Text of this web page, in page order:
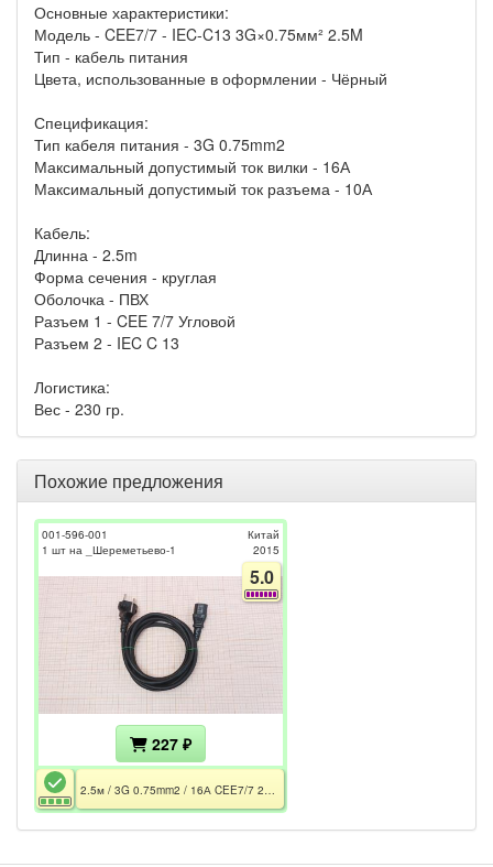
Основные характеристики:
Модель - CEE7/7 - IEC-C13 3G×0.75мм² 2.5M
Тип - кабель питания
Цвета, использованные в оформлении - Чёрный
Спецификация:
Тип кабеля питания - 3G 0.75mm2
Максимальный допустимый ток вилки - 16А
Максимальный допустимый ток разъема - 10А
Кабель:
Длинна - 2.5m
Форма сечения - круглая
Оболочка - ПВХ
Разъем 1 - CEE 7/7 Угловой
Разъем 2 - IEC C 13
Логистика:
Вес - 230 гр.
Похожие предложения
001-596-001
1 шт на _Шереметьево-1
Китай
2015
5.0
227 ₽
2.5м / 3G 0.75mm2 / 16А CEE7/7 250V~ / 10A IEC-C13 250V~ / Чёрный